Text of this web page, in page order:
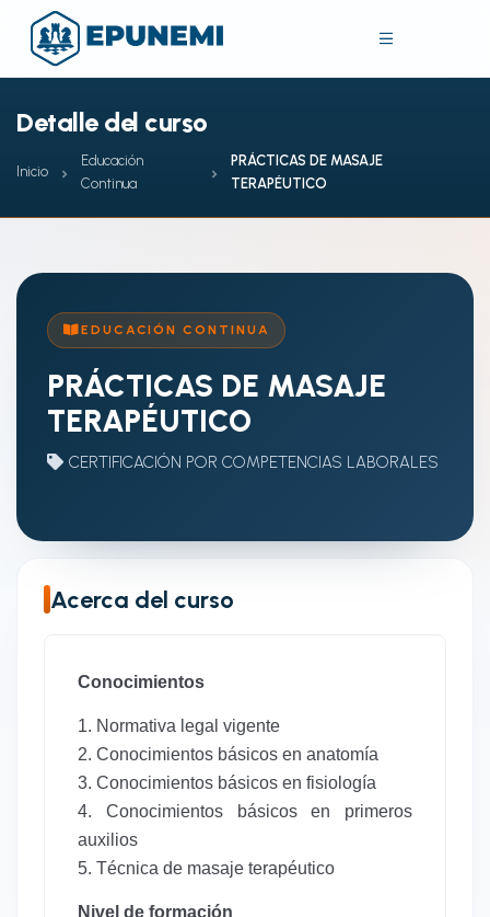
Detalle del curso
Inicio
Educación
Continua
PRÁCTICAS DE MASAJE
TERAPÉUTICO
EDUCACIÓN CONTINUA
PRÁCTICAS DE MASAJE
TERAPÉUTICO
CERTIFICACIÓN POR COMPETENCIAS LABORALES
Acerca del curso
Conocimientos
1. Normativa legal vigente
2. Conocimientos básicos en anatomía
3. Conocimientos básicos en fisiología
4. Conocimientos básicos en primeros
auxilios
5. Técnica de masaje terapéutico
Nivel de formación